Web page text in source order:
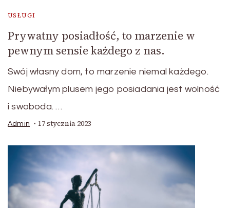
USŁUGI
Prywatny posiadłość, to marzenie w
pewnym sensie każdego z nas.
Swój własny dom, to marzenie niemal każdego.
Niebywałym plusem jego posiadania jest wolność
i swoboda. …
Admin 17 stycznia 2023